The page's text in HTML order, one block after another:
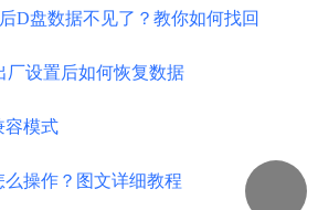
D盘数据不见了？教你如何找回
厂设置后如何恢复数据
容模式
操作？图文详细教程